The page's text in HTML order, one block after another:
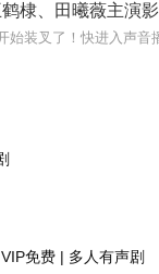
棣、田曦薇主演
免费 | 多人有声剧